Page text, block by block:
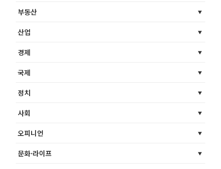
부동산
산업
경제
국제
정치
사회
오피니언
문화·라이프